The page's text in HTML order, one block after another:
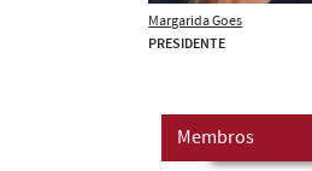
Margarida Goes
PRESIDENTE
Membros